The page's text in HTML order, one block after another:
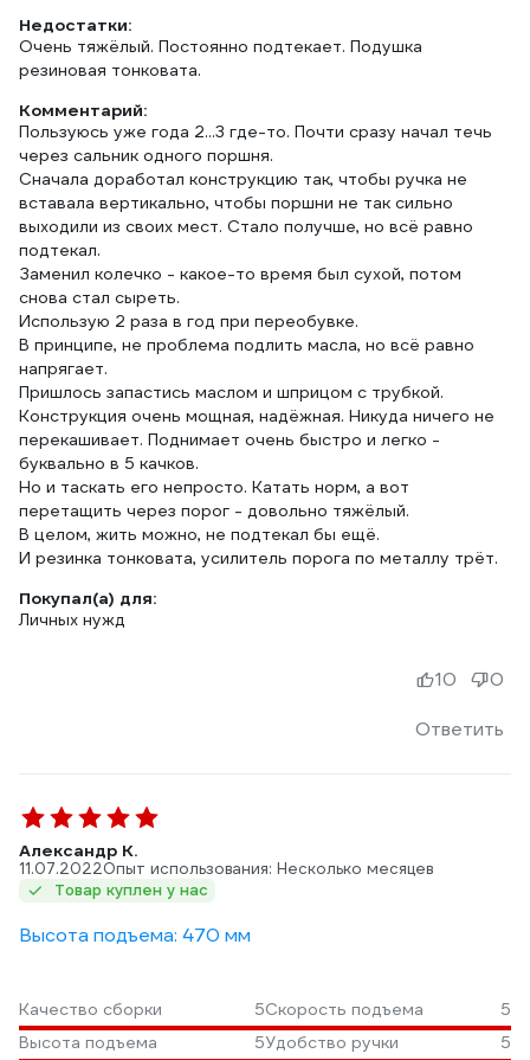
Недостатки:
Очень тяжёлый. Постоянно подтекает. Подушка
резиновая тонковата.
Комментарий:
Пользуюсь уже года 2...3 где-то. Почти сразу начал течь
через сальник одного поршня.
Сначала доработал конструкцию так, чтобы ручка не
вставала вертикально, чтобы поршни не так сильно
выходили из своих мест. Стало получше, но всё равно
подтекал.
Заменил колечко - какое-то время был сухой, потом
снова стал сыреть.
Использую 2 раза в год при переобувке.
В принципе, не проблема подлить масла, но всё равно
напрягает.
Пришлось запастись маслом и шприцом с трубкой.
Конструкция очень мощная, надёжная. Никуда ничего не
перекашивает. Поднимает очень быстро и легко -
буквально в 5 качков.
Но и таскать его непросто. Катать норм, а вот
перетащить через порог - довольно тяжёлый.
В целом, жить можно, не подтекал бы ещё.
И резинка тонковата, усилитель порога по металлу трёт.
Покупал(а) для:
Личных нужд
Ответить
10 0
Александр К.
11.07.2022Опыт использования: Несколько месяцев
Товар куплен у нас
Высота подъема: 470 мм
Качество сборки 5Скорость подъема
5
Высота подъема
5Удобство ручки
5